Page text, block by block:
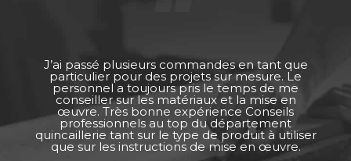
J’ai passé plusieurs commandes en tant que
particulier pour des projets sur mesure. Le
personnel a toujours pris le temps de me
conseiller sur les matériaux et la mise en
œuvre. Très bonne expérience Conseils
professionnels au top du département
quincaillerie tant sur le type de produit à utiliser
que sur les instructions de mise en œuvre.